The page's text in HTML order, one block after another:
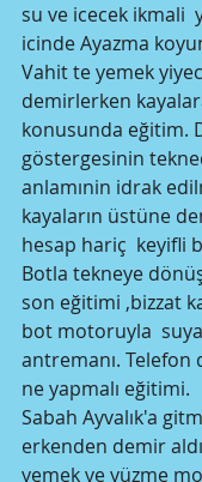
su ve icecek ikmali
icinde Ayazma
Vahit te yemek
demirlerken
konusunda eğitim.
göstergesinin
anlamınin idrak
kayaların üstüne
hesap hariç  keyifli
Botla tekneye
son eğitimi ,bizzat
bot motoruyla
antremanı. Telefon
ne yapmalı eğitimi.
Sabah Ayvalık'a
erkenden demir
yemek ve yüzme